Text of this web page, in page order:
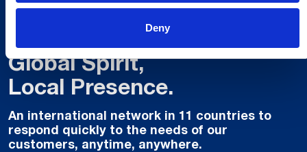
Deny
Global Spirit,
Local Presence.
An international network in 11 countries to
respond quickly to the needs of our
customers, anytime, anywhere.